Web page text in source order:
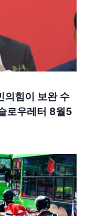
의힘이 보완 수
로우레터 8월5